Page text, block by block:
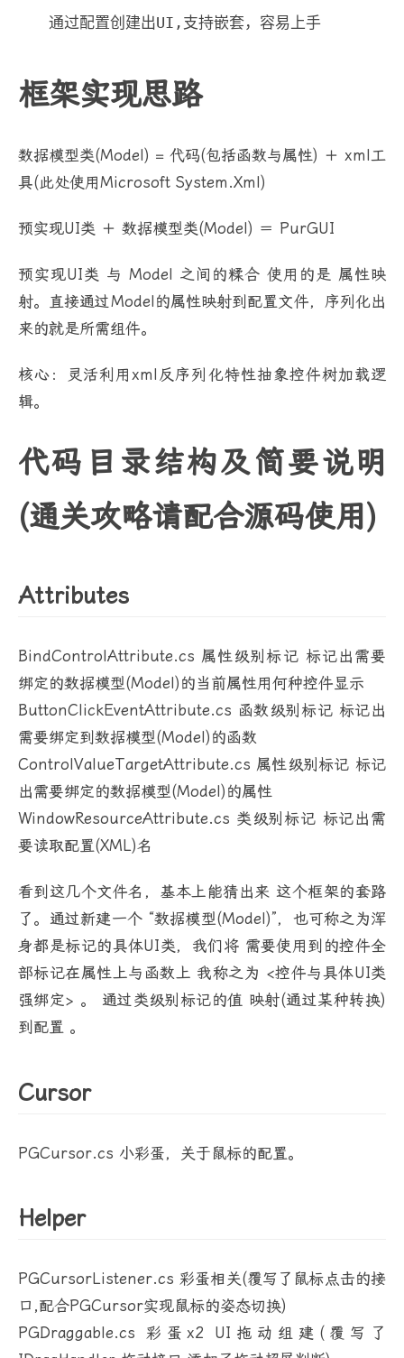
框架实现思路
数据模型类(Model) = 代码(包括函数与属性) ＋ xml工
具(此处使用Microsoft System.Xml)
预实现UI类 ＋ 数据模型类(Model) ＝ PurGUI
预实现UI类 与 Model 之间的糅合 使用的是 属性映
射。直接通过Model的属性映射到配置文件，序列化出
来的就是所需组件。
核心：灵活利用xml反序列化特性抽象控件树加载逻
辑。
代码目录结构及简要说明
(通关攻略请配合源码使用)
Attributes
BindControlAttribute.cs 属性级别标记 标记出需要
绑定的数据模型(Model)的当前属性用何种控件显示
ButtonClickEventAttribute.cs 函数级别标记 标记出
需要绑定到数据模型(Model)的函数
ControlValueTargetAttribute.cs 属性级别标记 标记
出需要绑定的数据模型(Model)的属性
WindowResourceAttribute.cs 类级别标记 标记出需
要读取配置(XML)名
看到这几个文件名，基本上能猜出来 这个框架的套路
了。通过新建一个 “数据模型(Model)”，也可称之为浑
身都是标记的具体UI类，我们将 需要使用到的控件全
部标记在属性上与函数上 我称之为 <控件与具体UI类
强绑定> 。 通过类级别标记的值 映射(通过某种转换)
到配置 。
Cursor
PGCursor.cs 小彩蛋，关于鼠标的配置。
Helper
PGCursorListener.cs 彩蛋相关(覆写了鼠标点击的接
口,配合PGCursor实现鼠标的姿态切换)
PGDraggable.cs 彩蛋x2 UI拖动组建(覆写了